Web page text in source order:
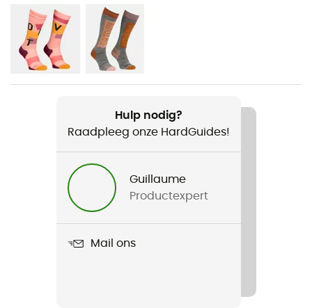
Voor
Dames
Gewicht
3L Guardian Shell Pants
Membraan
Dermizax® EV
Hulp nodig?
Raadpleeg onze HardGuides!
Guillaume
Productexpert
Mail ons